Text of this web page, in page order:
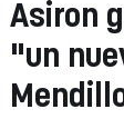
Asiron
"un